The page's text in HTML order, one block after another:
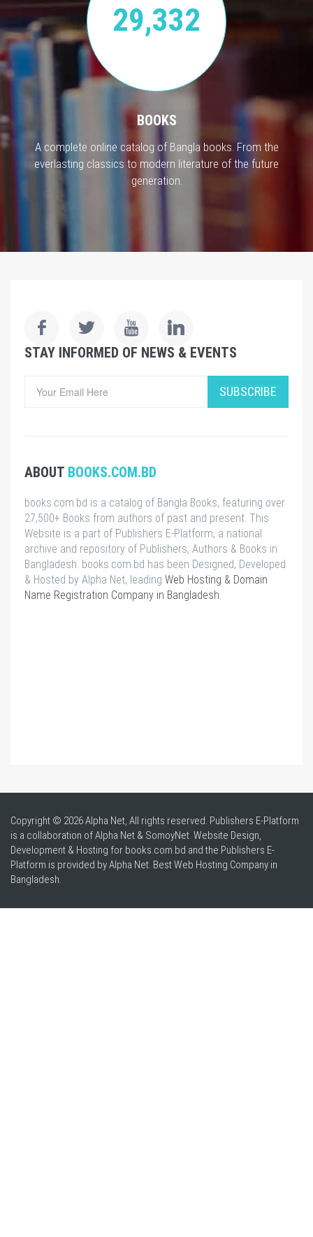
29,332
BOOKS
A complete online catalog of Bangla books. From the
everlasting classics to modern literature of the future
generation.
STAY INFORMED OF NEWS & EVENTS
SUBSCRIBE
ABOUT BOOKS.COM.BD
books.com.bd is a catalog of Bangla Books, featuring over
27,500+ Books from authors of past and present. This
Website is a part of Publishers E-Platform, a national
archive and repository of Publishers, Authors & Books in
Bangladesh. books.com.bd has been Designed, Developed
& Hosted by Alpha Net, leading Web Hosting & Domain
Name Registration Company in Bangladesh
Copyright © 2026 Alpha Net, All rights reserved. Publishers E-Platform
is a collaboration of Alpha Net & SomoyNet. Website Design,
Development & Hosting for books.com.bd and the Publishers E-
Platform is provided by Alpha Net. BestWeb Hosting Company in
Bangladesh.